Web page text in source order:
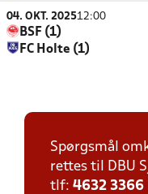
04. OKT. 202512:00
BSF (1)
FC Holte (1)
Spørgsmål
rettes til DBU
tlf: 4632 3366